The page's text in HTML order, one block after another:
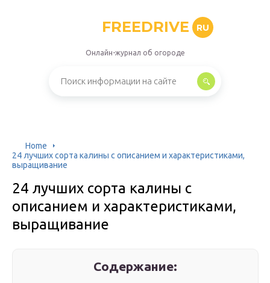
FREEDRIVE RU
Онлайн-журнал об огороде
Home
24 лучших сорта калины с описанием и характеристиками,
выращивание
24 лучших сорта калины с
описанием и характеристиками,
выращивание
Содержание: